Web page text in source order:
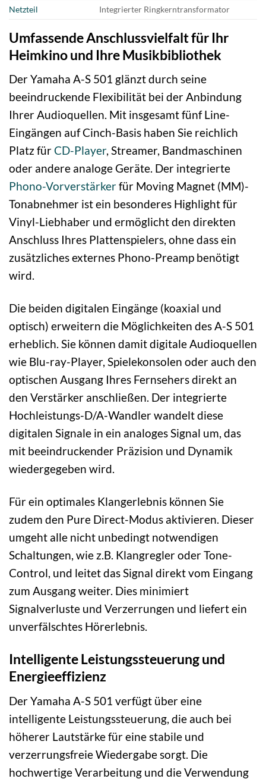
Netzteil
Integrierter Ringkerntransformator
Umfassende Anschlussvielfalt für Ihr
Heimkino und Ihre Musikbibliothek
Der Yamaha A-S 501 glänzt durch seine
beeindruckende Flexibilität bei der Anbindung
Ihrer Audioquellen. Mit insgesamt fünf Line-
Eingängen auf Cinch-Basis haben Sie reichlich
Platz fürCD-Player, Streamer, Bandmaschinen
oder andere analoge Geräte. Der integrierte
Phono-Vorverstärkerfür Moving Magnet (MM)-
Tonabnehmer ist ein besonderes Highlight für
Vinyl-Liebhaber und ermöglicht den direkten
Anschluss Ihres Plattenspielers, ohne dass ein
zusätzliches externes Phono-Preamp benötigt
wird.
Die beiden digitalen Eingänge (koaxial und
optisch) erweitern die Möglichkeiten des A-S 501
erheblich. Sie können damit digitale Audioquellen
wie Blu-ray-Player, Spielekonsolen oder auch den
optischen Ausgang Ihres Fernsehers direkt an
den Verstärker anschließen. Der integrierte
Hochleistungs-D/A-Wandler wandelt diese
digitalen Signale in ein analoges Signal um, das
mit beeindruckender Präzision und Dynamik
wiedergegeben wird.
Für ein optimales Klangerlebnis können Sie
zudem den Pure Direct-Modus aktivieren. Dieser
umgeht alle nicht unbedingt notwendigen
Schaltungen, wie z.B. Klangregler oder Tone-
Control, und leitet das Signal direkt vom Eingang
zum Ausgang weiter. Dies minimiert
Signalverluste und Verzerrungen und liefert ein
unverfälschtes Hörerlebnis.
Intelligente Leistungssteuerung und
Energieeffizienz
Der Yamaha A-S 501 verfügt über eine
intelligente Leistungssteuerung, die auch bei
höherer Lautstärke für eine stabile und
verzerrungsfreie Wiedergabe sorgt. Die
hochwertige Verarbeitung und die Verwendung